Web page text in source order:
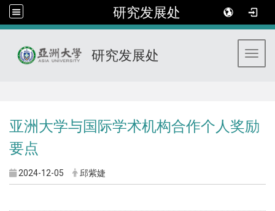
研究发展处
研究发展处
亚洲大学与国际学术机构合作个人奖励
要点
2024-12-05 邱紫婕